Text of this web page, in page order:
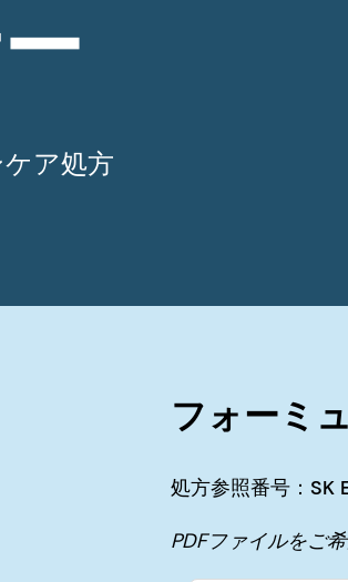
ア処方
フォーミ
処方参照番号：SK
PDFファイルをご